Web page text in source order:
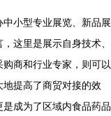
中小型专业展览、新品展
这里是展示自身技术、
商和行业专家，则可以
提高了商贸对接的效
成为了区域内食品药品